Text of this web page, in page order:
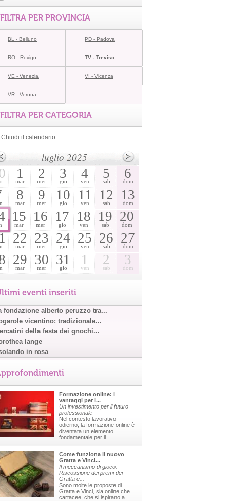
FILTRA PER PROVINCIA
BL - Belluno PD - Padova
RO - Rovigo TV - Treviso
VE - Venezia VI - Vicenza
VR - Verona
FILTRA PER CATEGORIA
Chiudi il calendario
luglio 2025
1
mar
2
mer
3
gio
4
ven
5
sab
6
dom
8
mar
9
mer
10
gio
11
ven
12
sab
13
dom
15
mar
16
mer
17
gio
18
ven
19
sab
20
dom
22
mar
23
mer
24
gio
25
ven
26
sab
27
dom
29
mar
30
mer
31
gio
1
ven
2
sab
3
dom
eventi inseriti
fondazione alberto peruzzo tra...
vicentino: tradizionale...
della festa dei gnochi...
lange
in rosa
Formazione online: i
vantaggi per i...
Un investimento per il futuro
professionale
Nel contesto lavorativo
odierno, la formazione online è
diventata un elemento
fondamentale per il...
Come funziona il nuovo
Gratta e Vinci...
Il meccanismo di gioco.
Riscossione dei premi dei
Gratta e...
Sono molte le proposte di
Gratta e Vinci, sia online che
cartacee, che si ispirano a